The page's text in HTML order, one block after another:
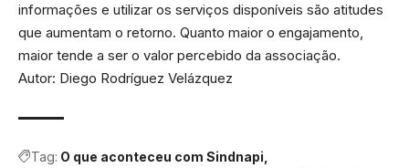
informações e utilizar os serviços disponíveis são atitudes
que aumentam o retorno. Quanto maior o engajamento,
maior tende a ser o valor percebido da associação.
Autor: Diego Rodríguez Velázquez
Tag: O que aconteceu com Sindnapi